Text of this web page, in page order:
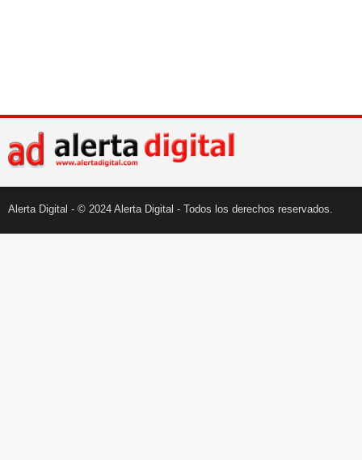
Alerta Digital - © 2024 Alerta Digital - Todos los derechos reservados.